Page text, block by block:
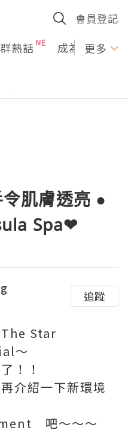
會員登記
熱話 成為U更多
肌膚透亮 ●
Spa❤
追蹤
Star
～
！！
介紹一下新環境
吧～～～